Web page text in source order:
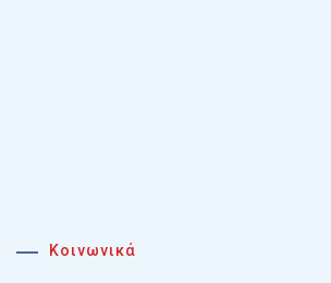
Κοινωνικά